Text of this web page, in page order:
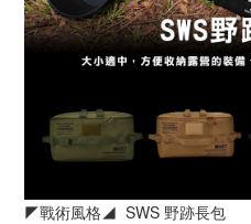
◤戰術風格◢  SWS 野跡長包